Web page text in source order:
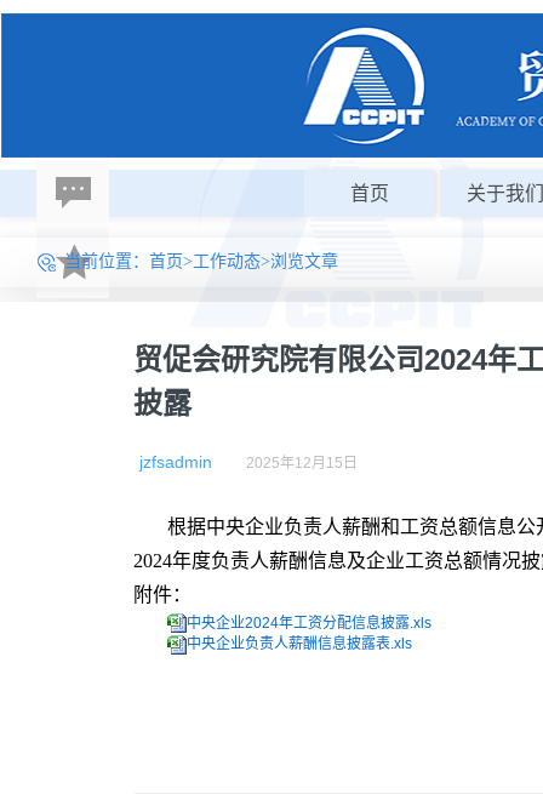
首页 关于我们
当前位置： 首页>工作动态>浏览文章
贸促会研究院有限公司2024年
披露
jzfsadmin 2025年12月15日
根据中央企业负责人薪酬和工资总额信息
2024年度负责人薪酬信息及企业工资总额情况
附件：
中央企业2024年工资分配信息披露.xls
中央企业负责人薪酬信息披露表.xls